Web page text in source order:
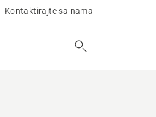
Kontaktirajte sa nama